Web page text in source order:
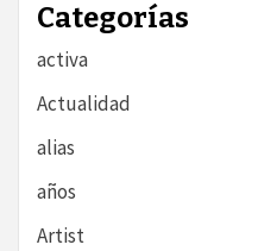
Categorías
activa
Actualidad
alias
años
Artist